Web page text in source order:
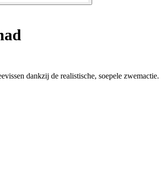
dankzij de realistische, soepele zwemactie.